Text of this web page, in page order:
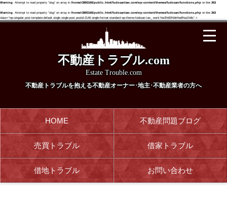
Warning: Attempt to read property "slug" on array in /home/r3893160/public_html/fudosanlaw.com/wp-content/themes/fudosan/functions.php on line 263
Warning: Attempt to read property "slug" on array in /home/r3893160/public_html/fudosanlaw.com/wp-content/themes/fudosan/functions.php on line 263
class="wp-singular post-template-default single single-post postid-2149 single-format-standard wp-theme-fudosan tax_ word %e3%83%9e%e8%a1%8c" >
不動産トラブル.com
Estate Trouble.com
不動産トラブルを抱える不動産オーナー･地主･不動産業者の方へ
HOME 不動産問題ブログ
売買トラブル 借家トラブル
借地トラブル お問い合わせ